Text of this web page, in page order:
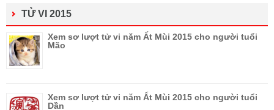
TỬ VI 2015
Xem sơ lượt tử vi năm Ất Mùi 2015 cho người tuổi
Mão
Xem sơ lượt tử vi năm Ất Mùi 2015 cho người tuổi
Dần